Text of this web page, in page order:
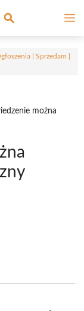
| Sprzedam |
można